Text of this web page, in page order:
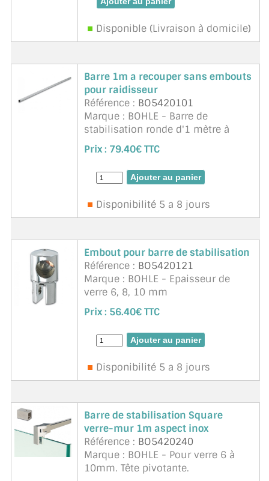
Disponible (Livraison à domicile)
Barre 1m a recouper sans embouts
pour raidisseur
Référence : BO5420101
Marque : BOHLE - Barre de
stabilisation ronde d'1 mètre à
recouper selon vos besoins.. Sans
raccords (en sus). Diamètre 19mm.
Chromé brillant. Matériau : laiton.
Prix : 79.40€ TTC
Disponibilité 5 a 8 jours
Embout pour barre de stabilisation
Référence : BO5420121
Marque : BOHLE - Epaisseur de
verre 6, 8, 10 mm
Prix : 56.40€ TTC
Disponibilité 5 a 8 jours
Barre de stabilisation Square
verre-mur 1m aspect inox
Référence : BO5420240
Marque : BOHLE - Pour verre 6 à
10mm. Tête pivotante.